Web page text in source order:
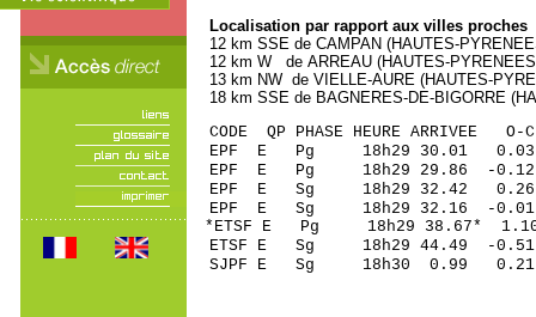
Localisation par rapport aux villes proches
12 km SSE de CAMPAN (HAUTES-
12 km W de ARREAU (HAUTES-
13 km NW de VIELLE-AURE (HAUTES-
18 km SSE de BAGNERES-DE-BIGORRE
CODE QP PHASE HEURE
EPF E Pg 18h29
EPF E Pg 18h29
EPF E Sg 18h29
EPF E Sg 18h29 32.16 -
*ETSF E Pg 18h29
ETSF E Sg 18h29 44.49
SJPF E Sg 18h30 0.99